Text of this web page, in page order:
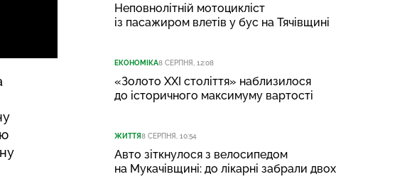
Неповнолітній мотоцикліст
із пасажиром влетів у бус на Тячівщині
ЕКОНОМІКА8 СЕРПНЯ, 12:08
«Золото XXI століття» наблизилося
до історичного максимуму вартості
ЖИТТЯ8 СЕРПНЯ, 10:54
Авто зіткнулося з велосипедом
на Мукачівщині: до лікарні забрали двох